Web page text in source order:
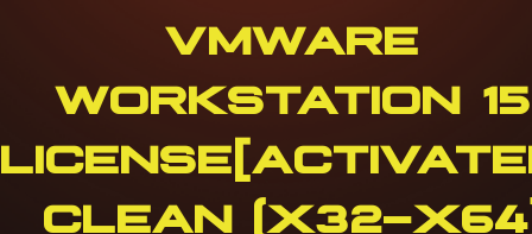
VMWARE
WORKSTATION 15
CLEAN (X32-